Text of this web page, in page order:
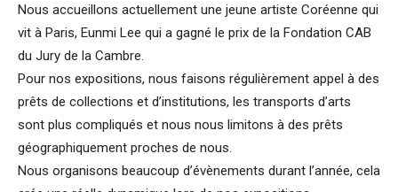
Nous accueillons actuellement une jeune artiste Coréenne qui
vit à Paris, Eunmi Lee qui a gagné le prix de la Fondation CAB
du Jury de la Cambre.
Pour nos expositions, nous faisons régulièrement appel à des
prêts de collections et d’institutions, les transports d’arts
sont plus compliqués et nous nous limitons à des prêts
géographiquement proches de nous.
Nous organisons beaucoup d’évènements durant l’année, cela